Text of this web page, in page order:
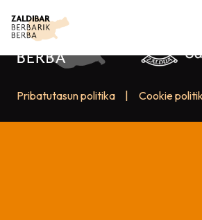
Pribatutasun politika Cookie